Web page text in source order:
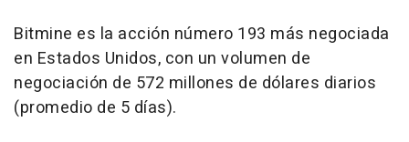
Bitmine es la acción número 193 más negociada
en Estados Unidos, con un volumen de
negociación de 572 millones de dólares diarios
(promedio de 5 días).